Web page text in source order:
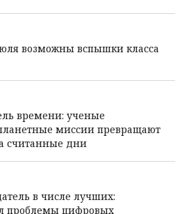
возможны вспышки класса
времени: ученые
миссии превращают
считанные дни
в числе лучших:
проблемы цифровых